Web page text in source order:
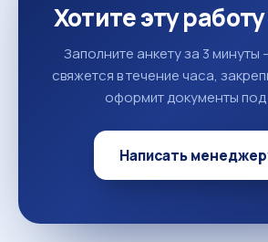
Хотите эту
Заполните анкету за 3
свяжется в течение часа,
оформит документы под
Написать